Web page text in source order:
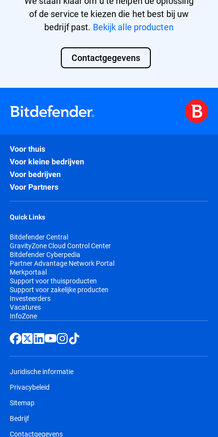
of de service te kiezen die het best bij uw
bedrijf past. Bekijk alle producten
Contactgegevens
Voor thuis
Voor kleine bedrijven
Voor bedrijven
Voor Partners
Quick Links
Bitdefender Central
GravityZone Cloud Control Center
Bitdefender Cyberpedia
Partner Advantage Network Portal
Merkportaal
Support voor thuisproducten
Support voor zakelijke producten
Investeerders
Vacatures
InfoZone
Juridische informatie
Privacybeleid
Sitemap
Bedrijf
Contactgegevens